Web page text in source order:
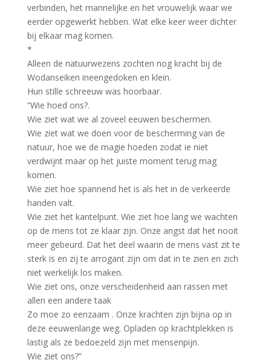
verbinden, het mannelijke en het vrouwelijk waar we
eerder opgewerkt hebben. Wat elke keer weer dichter
bij elkaar mag komen.
*
Alleen de natuurwezens zochten nog kracht bij de
Wodanseiken ineengedoken en klein.
Hun stille schreeuw was hoorbaar.
“Wie hoed ons?.
Wie ziet wat we al zoveel eeuwen beschermen.
Wie ziet wat we doen voor de bescherming van de
natuur, hoe we de magie hoeden zodat ie niet
verdwijnt maar op het juiste moment terug mag
komen.
Wie ziet hoe spannend het is als het in de verkeerde
handen valt.
Wie ziet het kantelpunt. Wie ziet hoe lang we wachten
op de mens tot ze klaar zijn. Onze angst dat het nooit
meer gebeurd. Dat het deel waarin de mens vast zit te
sterk is en zij te arrogant zijn om dat in te zien en zich
niet werkelijk los maken.
Wie ziet ons, onze verscheidenheid aan rassen met
allen een andere taak
Zo moe zo eenzaam . Onze krachten zijn bijna op in
deze eeuwenlange weg. Opladen op krachtplekken is
lastig als ze bedoezeld zijn met mensenpijn.
Wie ziet ons?”